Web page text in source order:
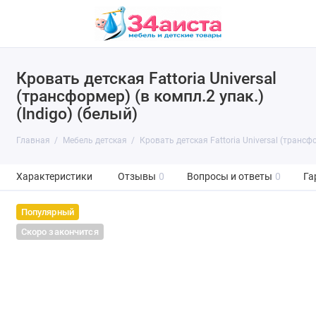
Кровать детская Fattoria Universal
(трансформер) (в компл.2 упак.)
(Indigo) (белый)
Главная Мебель детская Кровать детская Fattoria Universal
Характеристики Отзывы 0 Вопросы и ответы 0
Популярный
Скоро закончится